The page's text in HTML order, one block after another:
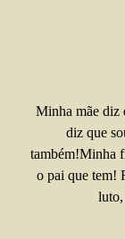
Minha mãe diz
diz que
também!Minha
o pai que tem!
luto,